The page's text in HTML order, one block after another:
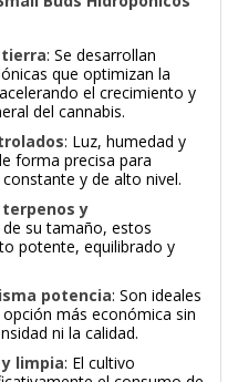
: Se desarrollan
que optimizan la
el crecimiento y
del cannabis.
: Luz, humedad y
forma precisa para
y de alto nivel.
y
de su tamaño, estos
potente, equilibrado y
potencia: Son ideales
más económica sin
ni la calidad.
limpia: El cultivo